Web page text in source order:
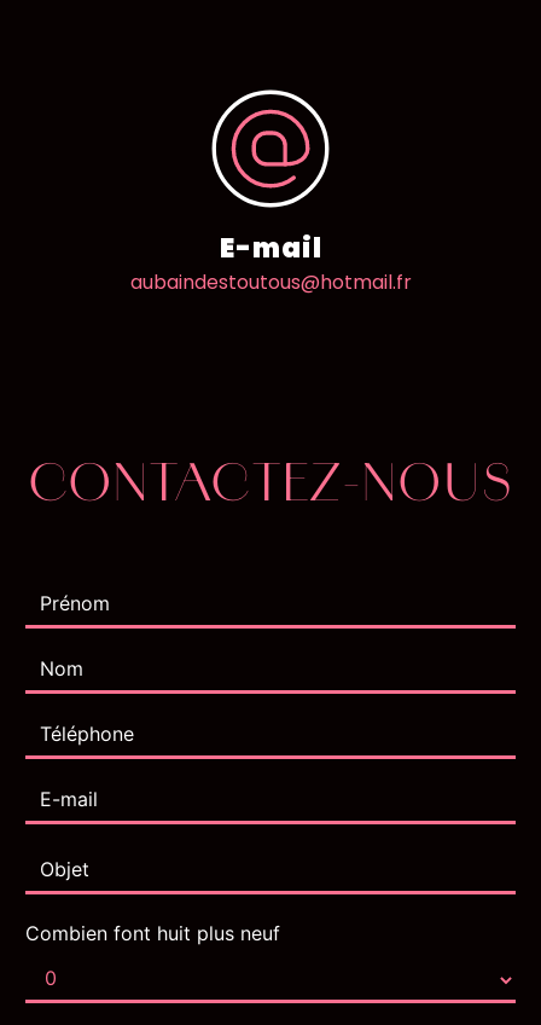
E-mail
aubaindestoutous@hotmail.fr
CONTACTEZ-NOUS
Combien font huit plus neuf